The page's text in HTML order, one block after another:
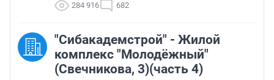
284 916 682
"Сибакадемстрой" - Жилой
комплекс "Молодёжный"
(Свечникова, 3)(часть 4)